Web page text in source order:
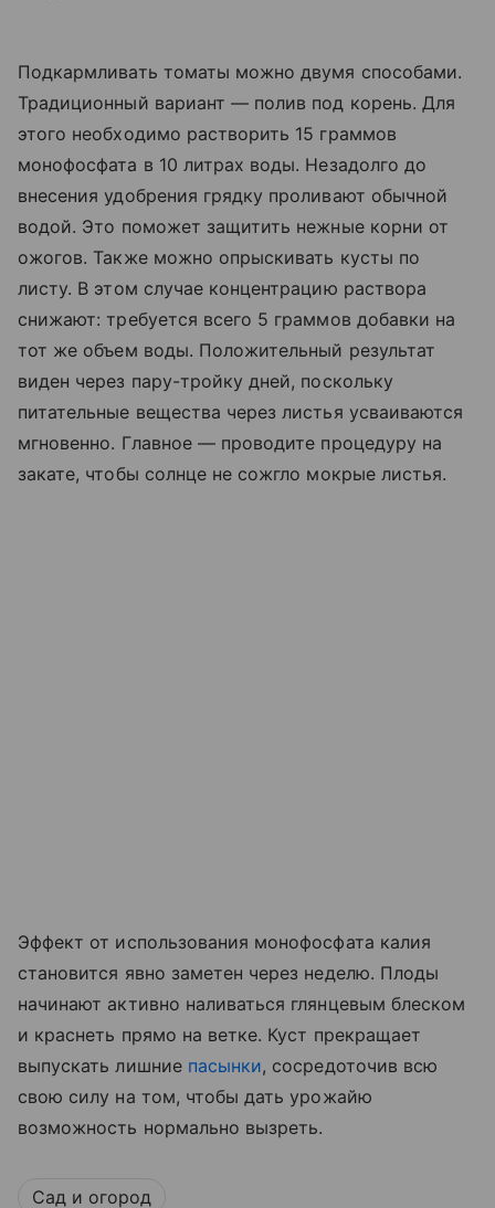
Подкармливать томаты можно двумя способами.
Традиционный вариант — полив под корень. Для
этого необходимо растворить 15 граммов
монофосфата в 10 литрах воды. Незадолго до
внесения удобрения грядку проливают обычной
водой. Это поможет защитить нежные корни от
ожогов. Также можно опрыскивать кусты по
листу. В этом случае концентрацию раствора
снижают: требуется всего 5 граммов добавки на
тот же объем воды. Положительный результат
виден через пару-тройку дней, поскольку
питательные вещества через листья усваиваются
мгновенно. Главное — проводите процедуру на
закате, чтобы солнце не сожгло мокрые листья.
Эффект от использования монофосфата калия
становится явно заметен через неделю. Плоды
начинают активно наливаться глянцевым блеском
и краснеть прямо на ветке. Куст прекращает
выпускать лишние пасынки, сосредоточив всю
свою силу на том, чтобы дать урожайю
возможность нормально вызреть.
Сад и огород